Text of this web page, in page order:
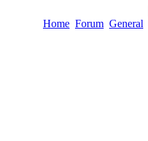
Home Forum General